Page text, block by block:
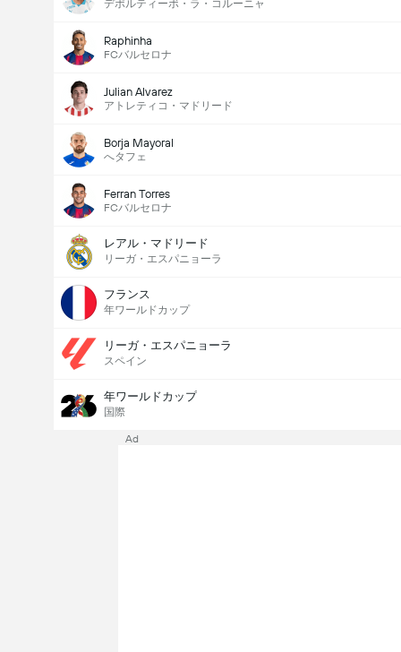
デポルティーボ・ラ・コルーニャ
Raphinha
FCバルセロナ
Julian Alvarez
アトレティコ・マドリード
Borja Mayoral
へタフェ
Ferran Torres
FCバルセロナ
レアル・マドリード
リーガ・エスパニョーラ
フランス
年ワールドカップ
リーガ・エスパニョーラ
スペイン
年ワールドカップ
国際
Ad